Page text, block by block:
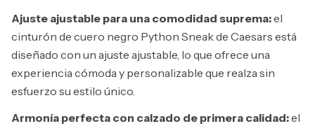
Ajuste ajustable para una comodidad suprema:el
cinturón de cuero negro Python Sneak de Caesars está
diseñado con un ajuste ajustable, lo que ofrece una
experiencia cómoda y personalizable que realza sin
esfuerzo su estilo único.
Armonía perfecta con calzado de primera calidad:el